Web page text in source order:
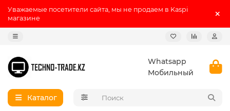
Уважаемые посетители сайта, мы не продаем в Kaspi
магазине
Whatsapp
Мобильный
Каталог